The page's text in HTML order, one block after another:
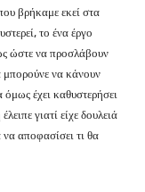
βρήκαμε εκεί στα
το ένα έργο
ώστε να προσλάβουν
μπορούνε να κάνουν
έχει καθυστερήσει
γιατί είχε δουλειά
να αποφασίσει τι θα